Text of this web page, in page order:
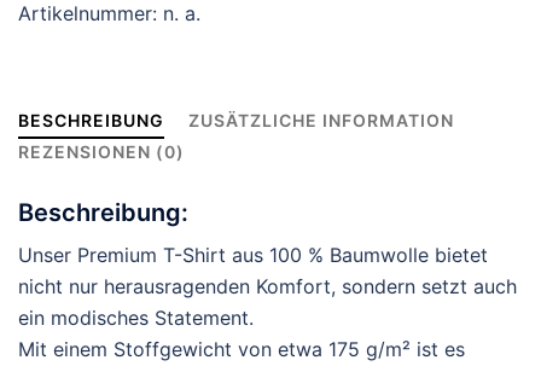
Artikelnummer: n. a.
BESCHREIBUNG
ZUSÄTZLICHE INFORMATION
REZENSIONEN (0)
Beschreibung:
Unser Premium T-Shirt aus 100 % Baumwolle bietet
nicht nur herausragenden Komfort, sondern setzt auch
ein modisches Statement.
Mit einem Stoffgewicht von etwa 175 g/m² ist es